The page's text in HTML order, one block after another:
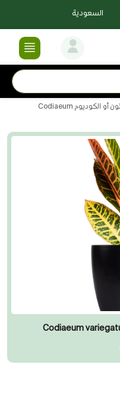
السعودية
\ نبتة الكروتون أو الكوديوم Codiaeum